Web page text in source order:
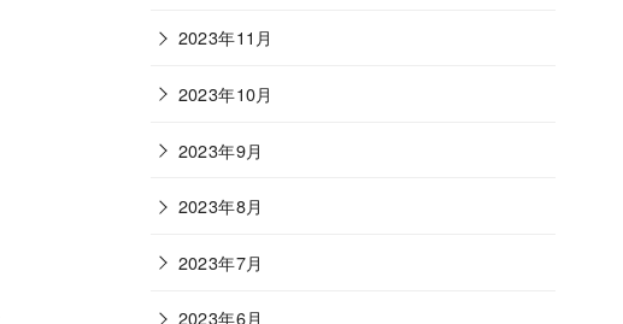
2023年11月
2023年10月
2023年9月
2023年8月
2023年7月
2023年6月